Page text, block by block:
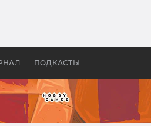
ПОДКАСТЫ
Грецией